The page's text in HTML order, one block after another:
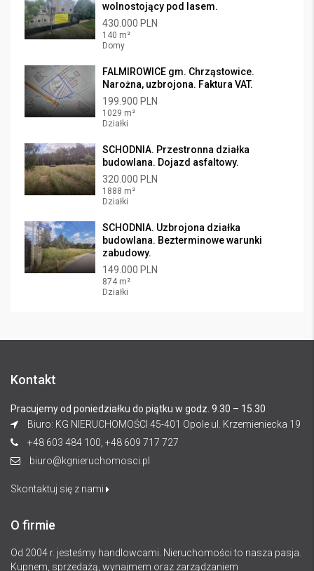
wolnostojący pod lasem.
430.000 PLN
140 m²
Domy
FALMIROWICE gm. Chrząstowice.
Narożna, uzbrojona. Faktura VAT.
199.900 PLN
1029 m²
Działki
SCHODNIA. Przestronna działka
budowlana. Dojazd asfaltowy.
320.000 PLN
1888 m²
Działki
SCHODNIA. Uzbrojona działka
budowlana. Bezterminowe warunki
zabudowy.
149.000 PLN
874 m²
Działki
Kontakt
Pracujemy od poniedziałku do piątku w godz. 9.30 – 15.30
Biuro: KG NIERUCHOMOŚCI 45-401 Opole ul. Krzemieniecka 19
+48 603 484 100, +48 609 717 727
biuro@kgnieruchomosci.pl
Skontaktuj się z nami
O firmie
Od 2004 r. jesteśmy handlowcami. Nieruchomości to nasza pasja.
Kupnem, sprzedażą, wynajmem oraz zarządzaniem